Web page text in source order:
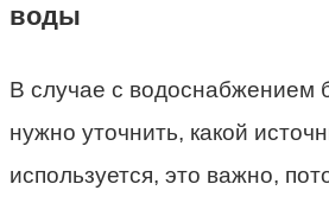
воды
В случае с водоснабжением
нужно уточнить, какой
используется, это важно,